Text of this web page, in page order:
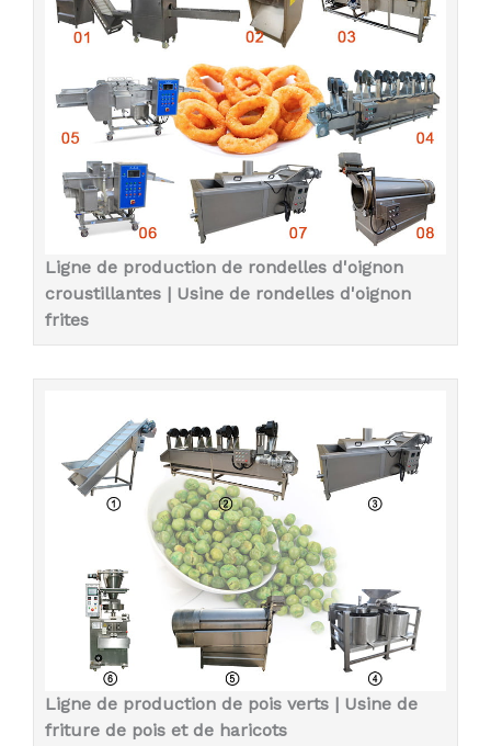
Ligne de production de rondelles d'oignon
croustillantes | Usine de rondelles d'oignon
frites
Ligne de production de pois verts | Usine de
friture de pois et de haricots